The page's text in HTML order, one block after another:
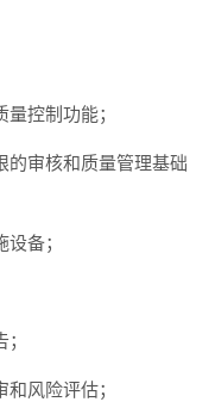
控制功能；
审核和质量管理基础
备；
风险评估；